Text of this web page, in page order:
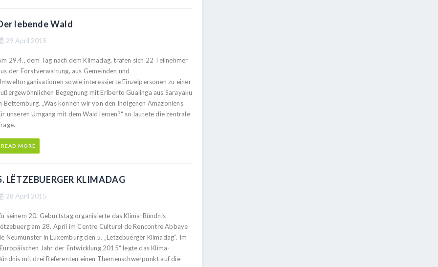
lebende Wald
29 April 2015
29.4., dem Tag nach dem Klimadag, trafen sich 22 Teilnehmer
der Forstverwaltung, aus Gemeinden und
sowie interessierte Einzelpersonen zu einer
Begegnung mit Eriberto Gualinga aus Sarayaku
Bettemburg. „Was können wir von den Indigenen Amazoniens
unseren Umgang mit dem Wald lernen?“ so lautete die zentrale
READ MORE
LËTZEBUERGER KLIMADAG
28 April 2015
seinem 20. Geburtstag organisierte das Klima-Bündnis
am 28. April im Centre Culturel de Rencontre Abbaye
Neumünster in Luxemburg den 5. „Lëtzebuerger Klimadag“. Im
Jahr der Entwicklung 2015“ legte das Klima-
mit drei Referenten einen Themenschwerpunkt auf die